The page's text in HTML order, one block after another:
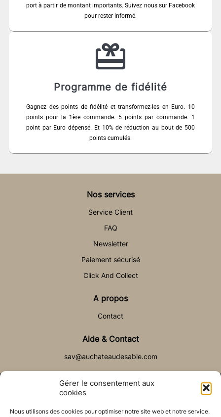
Gérer le consentement aux
cookies
Nous utilisons des cookies pour optimiser notre site web et notre service.
port à partir de montant importants. Suivez nous sur Facebook
pour rester informé.
Programme de fidélité
Gagnez des points de fidélité et transformez-les en Euro. 10
points pour la 1ère commande. 5 points par commande. 1
point par Euro dépensé. Et 10% de réduction au bout de 500
points cumulés.
Nos services
Service Client
FAQ
Newsletter
Paiement sécurisé
Click And Collect
A propos
Contact
Aide & Contact
sav@auchateaudesable.com